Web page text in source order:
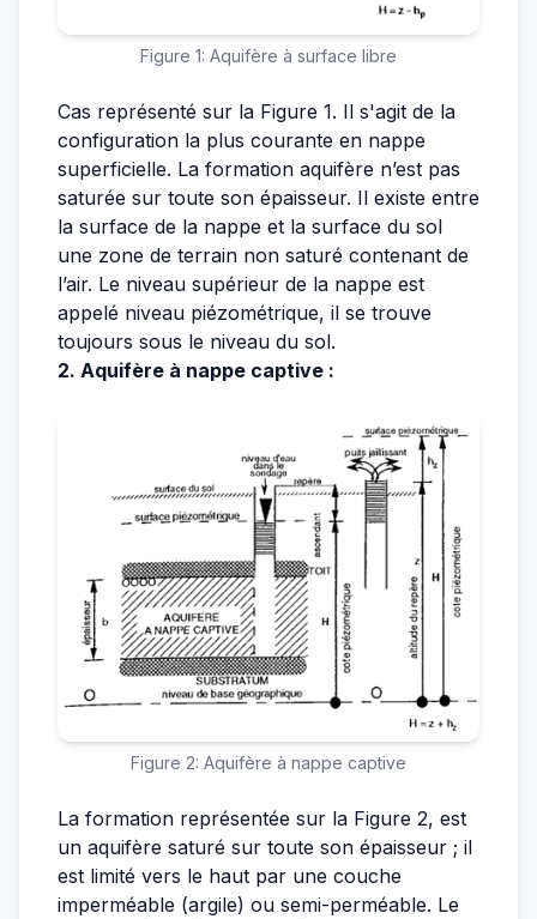
Figure 1: Aquifère à surface libre
Cas représenté sur la Figure 1. Il s'agit de la
configuration la plus courante en nappe
superficielle. La formation aquifère n’est pas
saturée sur toute son épaisseur. Il existe entre
la surface de la nappe et la surface du sol
une zone de terrain non saturé contenant de
l’air. Le niveau supérieur de la nappe est
appelé niveau piézométrique, il se trouve
toujours sous le niveau du sol.
2. Aquifère à nappe captive :
Figure 2: Aquifère à nappe captive
La formation représentée sur la Figure 2, est
un aquifère saturé sur toute son épaisseur ; il
est limité vers le haut par une couche
imperméable (argile) ou semi-perméable. Le